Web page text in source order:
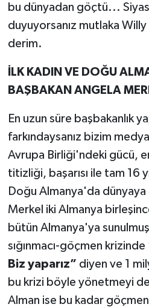
bu dünyadan göçtü...
duyuyorsanız mutlaka
derim.
İLK KADIN VE DOĞU
BAŞBAKAN ANGELA
En uzun süre başbakanlık
farkındaysanız bizim
Avrupa Birliği'ndeki gücü,
titizliği, başarısı ile tam 16
Doğu Almanya'da
Merkel iki Almanya
bütün Almanya'ya
sığınmacı-göçmen krizinde
Biz yaparız” diyen ve 1
bu krizi böyle yönetmeyi
Alman ise bu kadar